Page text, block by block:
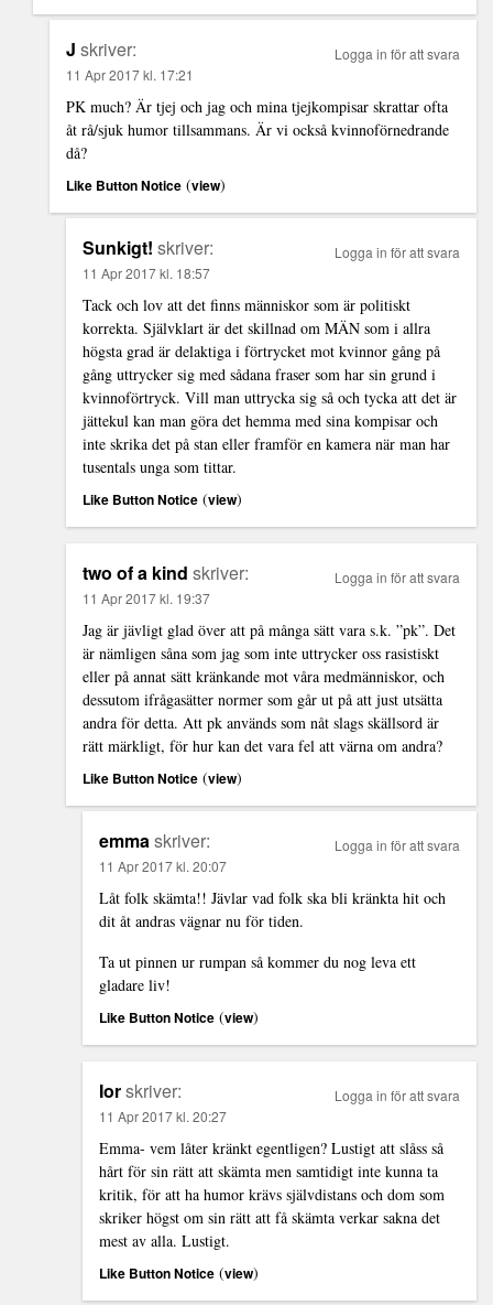
J skriver:
11 Apr 2017 kl. 17:21
PK much? Är tjej och jag och mina tjejkompisar skrattar ofta
åt rå/sjuk humor tillsammans. Är vi också kvinnoförnedrande
då?
Like Button Notice (view)
Logga in för att svara
Sunkigt! skriver:
11 Apr 2017 kl. 18:57
Tack och lov att det finns människor som är politiskt
korrekta. Självklart är det skillnad om MÄN som i allra
högsta grad är delaktiga i förtrycket mot kvinnor gång på
gång uttrycker sig med sådana fraser som har sin grund i
kvinnoförtryck. Vill man uttrycka sig så och tycka att det är
jättekul kan man göra det hemma med sina kompisar och
inte skrika det på stan eller framför en kamera när man har
tusentals unga som tittar.
Like Button Notice (view)
Logga in för att svara
two of a kind skriver:
11 Apr 2017 kl. 19:37
Jag är jävligt glad över att på många sätt vara s.k. ”pk”. Det
är nämligen såna som jag som inte uttrycker oss rasistiskt
eller på annat sätt kränkande mot våra medmänniskor, och
dessutom ifrågasätter normer som går ut på att just utsätta
andra för detta. Att pk används som nåt slags skällsord är
rätt märkligt, för hur kan det vara fel att värna om andra?
Like Button Notice (view)
Logga in för att svara
emma skriver:
11 Apr 2017 kl. 20:07
Låt folk skämta!! Jävlar vad folk ska bli kränkta hit och
dit åt andras vägnar nu för tiden.
Ta ut pinnen ur rumpan så kommer du nog leva ett
gladare liv!
Like Button Notice (view)
Logga in för att svara
Iorskriver:
11 Apr 2017 kl. 20:27
Emma- vem låter kränkt egentligen? Lustigt att slåss så
hårt för sin rätt att skämta men samtidigt inte kunna ta
kritik, för att ha humor krävs självdistans och dom som
skriker högst om sin rätt att få skämta verkar sakna det
mest av alla. Lustigt.
Like Button Notice (view)
Logga in för att svara